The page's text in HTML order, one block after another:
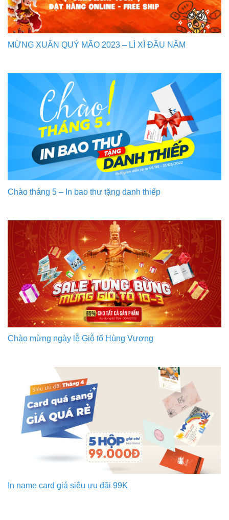
MỪNG XUÂN QUÝ MÃO 2023 – LÌ XÌ ĐẦU NĂM
Chào tháng 5 – In bao thư tặng danh thiếp
Chào mừng ngày lễ Giỗ tổ Hùng Vương
In name card giá siêu ưu đãi 99K